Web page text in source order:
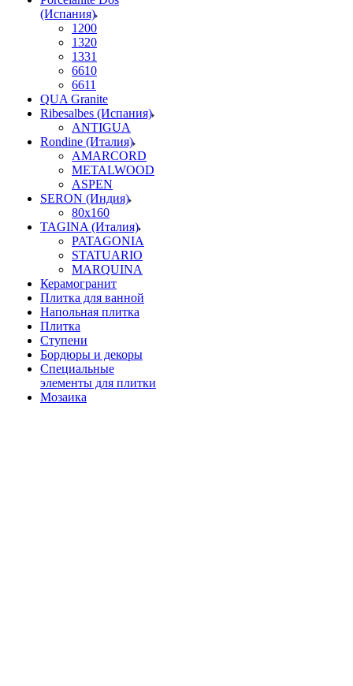
(Испания)
1200
1320
1331
6610
6611
QUA Granite
Ribesalbes (Испания)
ANTIGUA
Rondine (Италия)
AMARCORD
METALWOOD
ASPEN
SERON (Индия)
80x160
TAGINA (Италия)
PATAGONIA
STATUARIO
MARQUINA
Керамогранит
Плитка для ванной
Напольная плитка
Плитка
Ступени
Бордюры и декоры
Специальные
элементы для плитки
Мозаика